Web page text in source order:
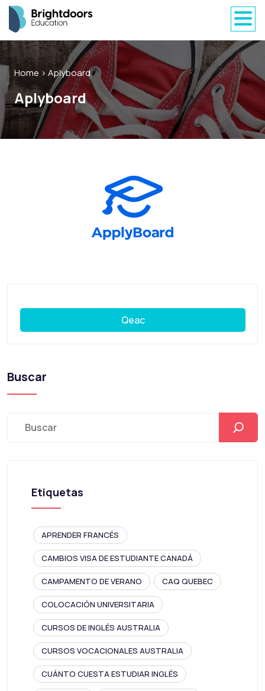
Home > Aplyboard
Aplyboard
Qeac
Buscar
Etiquetas
APRENDER FRANCÉS
CAMBIOS VISA DE ESTUDIANTE CANADÁ
CAMPAMENTO DE VERANO CAQ QUEBEC
COLOCACIÓN UNIVERSITARIA
CURSOS DE INGLÉS AUSTRALIA
CURSOS VOCACIONALES AUSTRALIA
CUÁNTO CUESTA ESTUDIAR INGLÉS